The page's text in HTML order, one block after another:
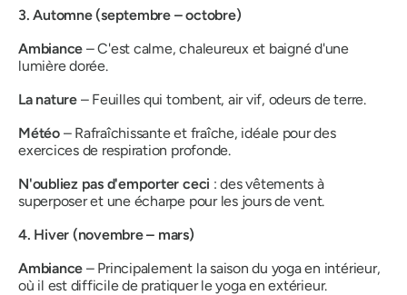
3. Automne (septembre – octobre)
Ambiance – C'est calme, chaleureux et baigné d'une
lumière dorée.
La nature– Feuilles qui tombent, air vif, odeurs de terre.
Météo– Rafraîchissante et fraîche, idéale pour des
exercices de respiration profonde.
N'oubliez pas d'emporter ceci : des vêtements à
superposer et une écharpe pour les jours de vent.
4. Hiver (novembre – mars)
Ambiance – Principalement la saison du yoga en intérieur,
où il est difficile de pratiquer le yoga en extérieur.